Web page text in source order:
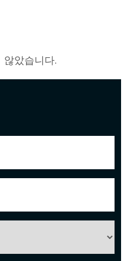
았습니다.